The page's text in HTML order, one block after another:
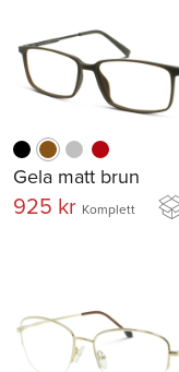
Gela matt brun
925 kr Komplett